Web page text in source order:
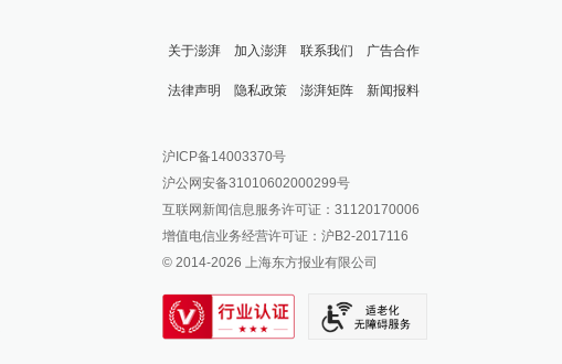
关于澎湃 加入澎湃 联系我们 广告合作
法律声明 隐私政策 澎湃矩阵
澎湃新闻公众号
澎湃新闻抖音号
派生万物开放平台
IP SHANGHAI
SIXTH TONE
新闻报料
报料邮箱: news@thepaper.cn
沪ICP备14003370号
沪公网安备31010602000299号
互联网新闻信息服务许可证：31120170006
增值电信业务经营许可证：沪B2-2017116
© 2014-2026 上海东方报业有限公司